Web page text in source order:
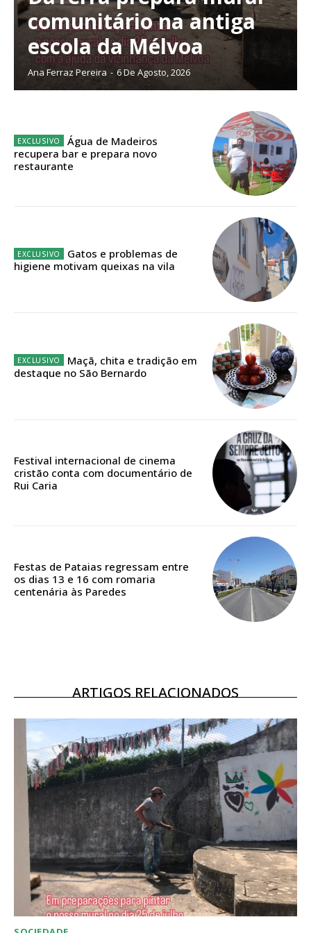
ASSINATURA
12 meses
Edição em papel entregue à Quinta-feira em sua
Acesso ao conteúdo online
Acesso aos conteúdos Exclusivos para
16€
Acesso aos conteúdos Exclusivos para
assinantes
comunitário na antiga
escola da Mélvoa
Ana Ferraz Pereira - 6 De Agosto, 2026
Água de Madeiros
recupera bar e prepara novo
restaurante
Gatos e problemas de
higiene motivam queixas na vila
Maçã, chita e tradição em
destaque no São Bernardo
Festival internacional de cinema
cristão conta com documentário de
Rui Caria
Festas de Pataias regressam entre
os dias 13 e 16 com romaria
centenária às Paredes
ARTIGOS RELACIONADOS